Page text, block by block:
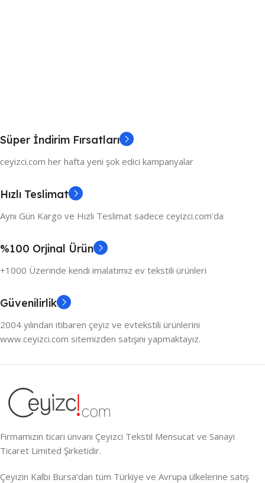
Süper İndirim Fırsatları
ceyizci.com her hafta yeni şok edici kampanyalar
Hızlı Teslimat
Aynı Gün Kargo ve Hızlı Teslimat sadece ceyizci.com'da
%100 Orjinal Ürün
+1000 Üzerinde kendi imalatımız ev tekstili ürünleri
Güvenilirlik
2004 yılından itibaren çeyiz ve evtekstili ürünlerini
www.ceyizci.com sitemizden satışını yapmaktayız.
Firmamızın ticari ünvanı Çeyizci Tekstil Mensucat ve Sanayi
Ticaret Limited Şirketidir.
Çeyizin Kalbi Bursa’dan tüm Türkiye ve Avrupa ülkelerine satış